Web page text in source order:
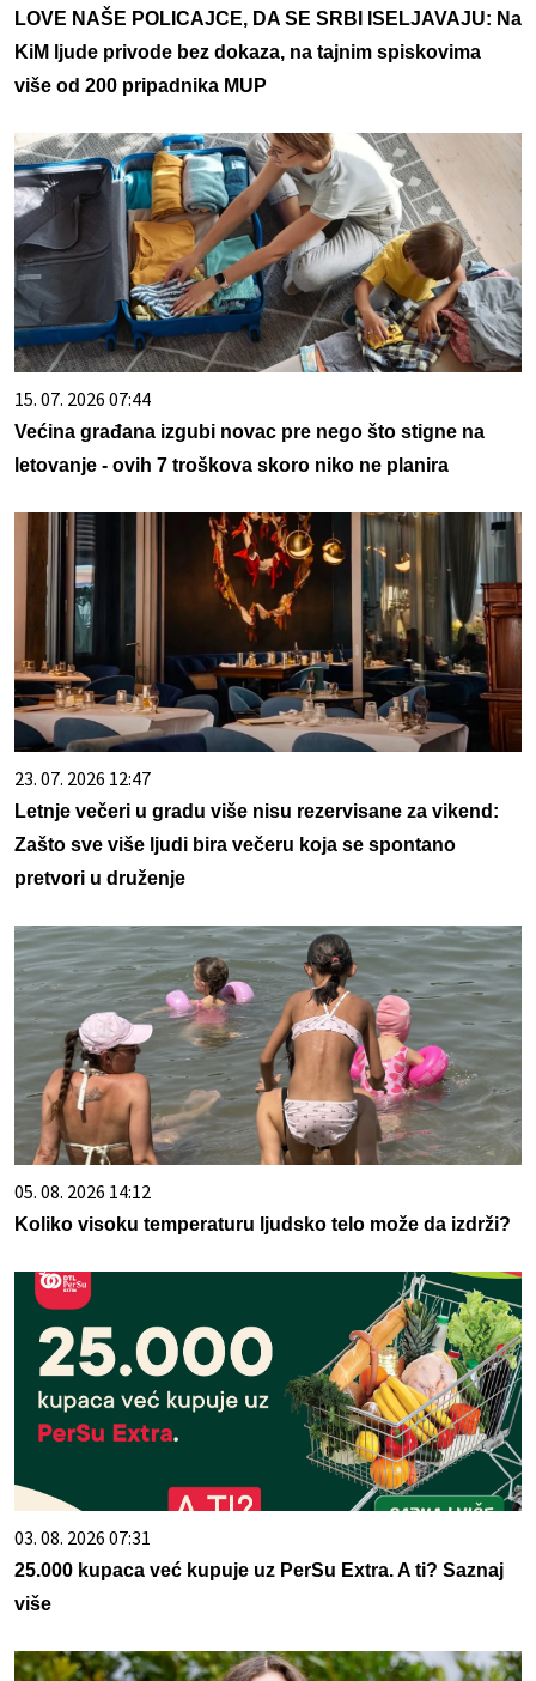
LOVE NAŠE POLICAJCE, DA SE SRBI ISELJAVAJU: Na
KiM ljude privode bez dokaza, na tajnim spiskovima
više od 200 pripadnika MUP
15. 07. 2026 07:44
Većina građana izgubi novac pre nego što stigne na
letovanje - ovih 7 troškova skoro niko ne planira
23. 07. 2026 12:47
Letnje večeri u gradu više nisu rezervisane za vikend:
Zašto sve više ljudi bira večeru koja se spontano
pretvori u druženje
05. 08. 2026 14:12
Koliko visoku temperaturu ljudsko telo može da izdrži?
03. 08. 2026 07:31
25.000 kupaca već kupuje uz PerSu Extra. A ti? Saznaj
više